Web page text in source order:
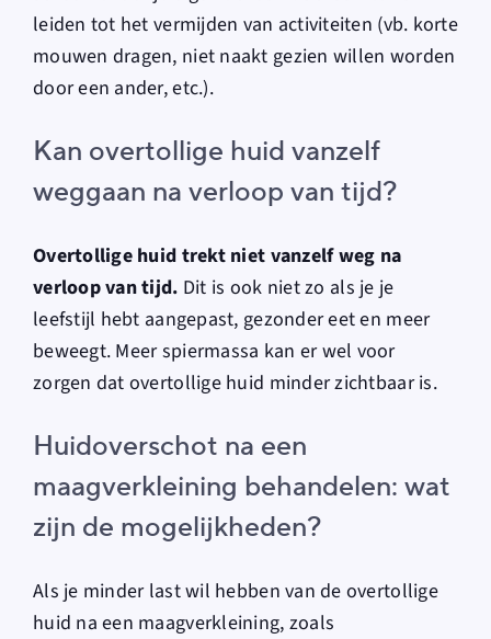
leiden tot het vermijden van activiteiten (vb. korte
mouwen dragen, niet naakt gezien willen worden
door een ander, etc.).
Kan overtollige huid vanzelf
weggaan na verloop van tijd?
Overtollige huid trekt niet vanzelf weg na
verloop van tijd. Dit is ook niet zo als je je
leefstijl hebt aangepast, gezonder eet en meer
beweegt. Meer spiermassa kan er wel voor
zorgen dat overtollige huid minder zichtbaar is.
Huidoverschot na een
maagverkleining behandelen: wat
zijn de mogelijkheden?
Als je minder last wil hebben van de overtollige
huid na een maagverkleining, zoals